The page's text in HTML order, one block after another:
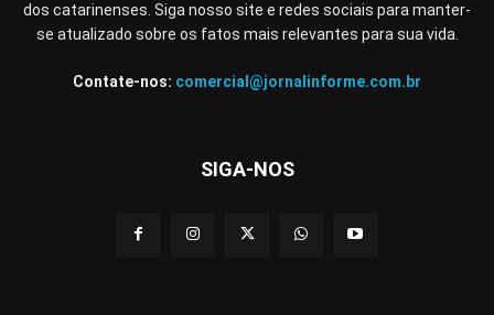
dos catarinenses. Siga nosso site e redes sociais para manter-
se atualizado sobre os fatos mais relevantes para sua vida.
Contate-nos: comercial@jornalinforme.com.br
SIGA-NOS